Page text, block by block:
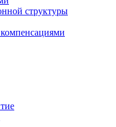
структуры